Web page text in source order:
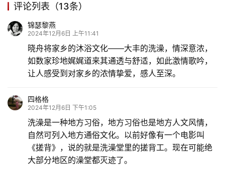
评论列表（13条）
锦瑟黎燕
2024年12月6日 上午11:41
晓舟将家乡的沐浴文化——大丰的洗澡，情深意浓，
如数家珍地娓娓道来其通透与舒适，如此激情歌吟，
让人感受到对家乡的浓情挚爱，感人至深。
四格格
2024年12月6日 下午1:05
洗澡是一种地方习俗，地方习俗也是地方人文风情，
自然可列入地方通俗文化。以前好像有一个电影叫
《搓背》，说的就是洗澡堂里的搓背工。现在可能绝
大部分地区的澡堂都灭迹了。